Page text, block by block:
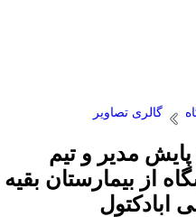
گالری تصاویر
مدیر و تیم
از بیمارستان بقیه